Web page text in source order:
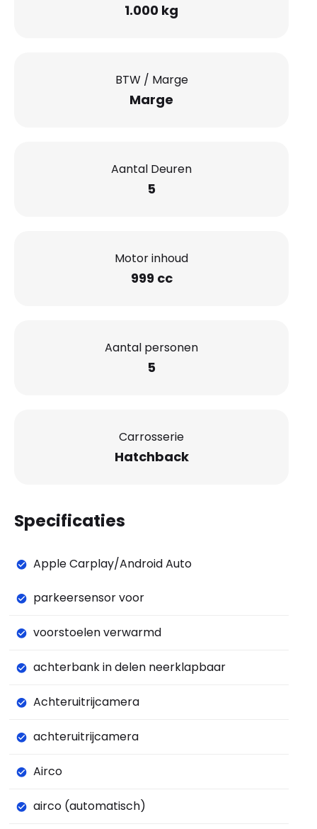
1.000 kg
BTW / Marge
Marge
Aantal Deuren
5
Motor inhoud
999 cc
Aantal personen
5
Carrosserie
Hatchback
Specificaties
Apple Carplay/Android Auto
parkeersensor voor
voorstoelen verwarmd
achterbank in delen neerklapbaar
Achteruitrijcamera
achteruitrijcamera
Airco
airco (automatisch)